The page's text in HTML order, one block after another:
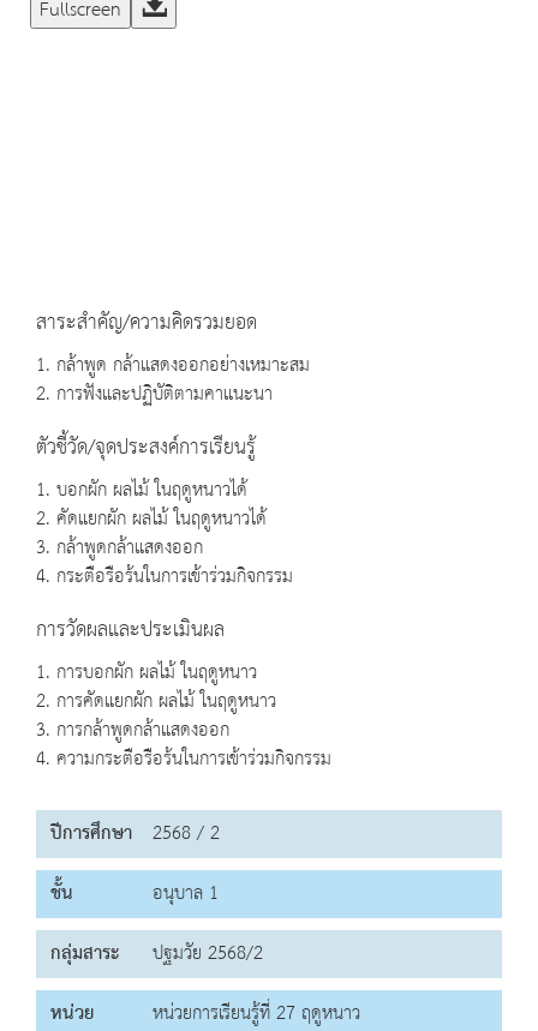
Fullscreen
สาระสำคัญ/ความคิดรวมยอด
1. กล้าพูด กล้าแสดงออกอย่างเหมาะสม
2. การฟังและปฏิบัติตามคาแนะนา
ตัวชี้วัด/จุดประสงค์การเรียนรู้
1. บอกผัก ผลไม้ ในฤดูหนาวได้
2. คัดแยกผัก ผลไม้ ในฤดูหนาวได้
3. กล้าพูดกล้าแสดงออก
4. กระตือรือร้นในการเข้าร่วมกิจกรรม
การวัดผลและประเมินผล
1. การบอกผัก ผลไม้ ในฤดูหนาว
2. การคัดแยกผัก ผลไม้ ในฤดูหนาว
3. การกล้าพูดกล้าแสดงออก
4. ความกระตือรือร้นในการเข้าร่วมกิจกรรม
ปีการศึกษา 2568 / 2
ชั้น
อนุบาล 1
กลุ่มสาระ
ปฐมวัย 2568/2
หน่วย
หน่วยการเรียนรู้ที่ 27 ฤดูหนาว